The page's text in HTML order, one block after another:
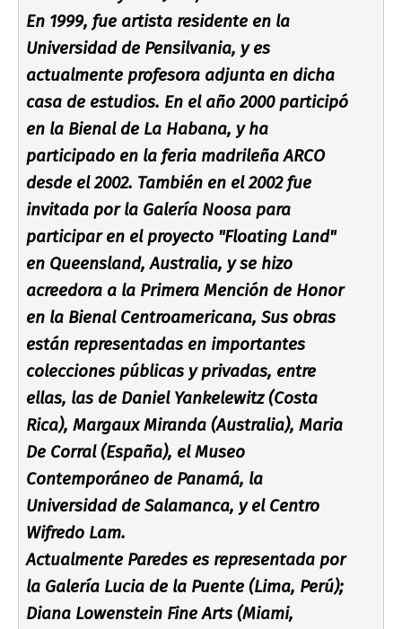
En 1999, fue artista residente en la
Universidad de Pensilvania, y es
actualmente profesora adjunta en dicha
casa de estudios. En el año 2000 participó
en la Bienal de La Habana, y ha
participado en la feria madrileña ARCO
desde el 2002. También en el 2002 fue
invitada por la Galerí­a Noosa para
participar en el proyecto "Floating Land"
en Queensland, Australia, y se hizo
acreedora a la Primera Mención de Honor
en la Bienal Centroamericana, Sus obras
están representadas en importantes
colecciones públicas y privadas, entre
ellas, las de Daniel Yankelewitz (Costa
Rica), Margaux Miranda (Australia), Maria
De Corral (España), el Museo
Contemporáneo de Panamá, la
Universidad de Salamanca, y el Centro
Wifredo Lam.
Actualmente Paredes es representada por
la Galerí­a Lucia de la Puente (Lima, Perú);
Diana Lowenstein Fine Arts (Miami,